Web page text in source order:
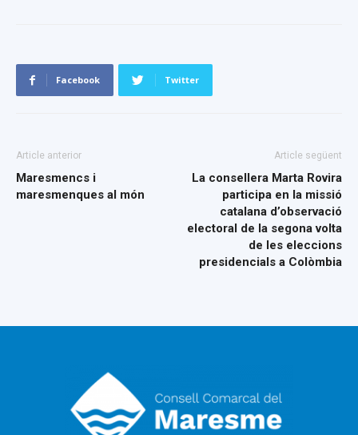
Facebook Twitter
Article anterior
Maresmencs i
maresmenques al món
Article següent
La consellera Marta Rovira
participa en la missió
catalana d’observació
electoral de la segona volta
de les eleccions
presidencials a Colòmbia